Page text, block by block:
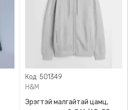
Код: 501349
H&M
Эрэгтэй малгайтай цамц,